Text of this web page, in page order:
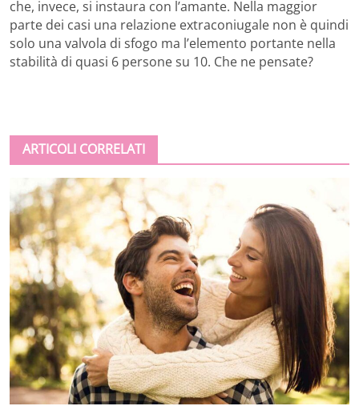
che, invece, si instaura con l’amante. Nella maggior
parte dei casi una relazione extraconiugale non è quindi
solo una valvola di sfogo ma l’elemento portante nella
stabilità di quasi 6 persone su 10. Che ne pensate?
ARTICOLI CORRELATI